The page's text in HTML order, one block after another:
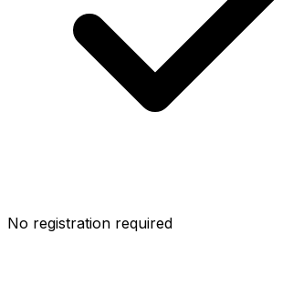
No registration required